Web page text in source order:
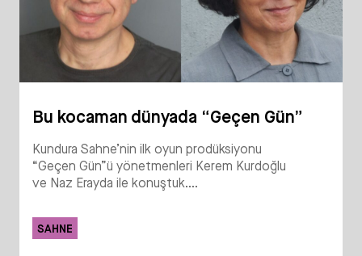
Bu kocaman dünyada “Geçen Gün”
Kundura Sahne’nin ilk oyun prodüksiyonu
“Geçen Gün”ü yönetmenleri Kerem Kurdoğlu
ve Naz Erayda ile konuştuk....
SAHNE